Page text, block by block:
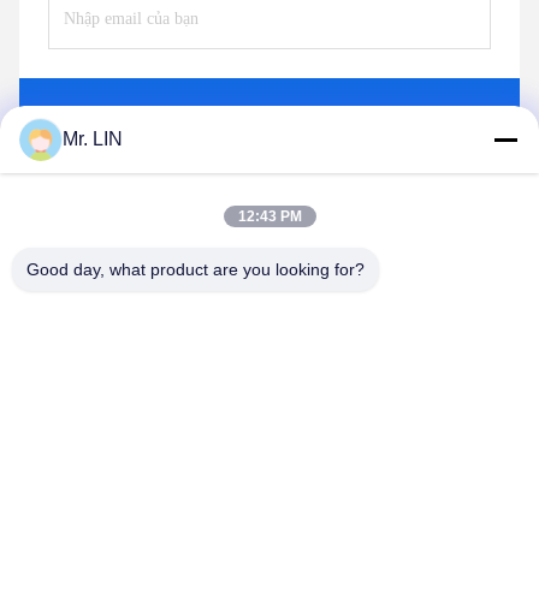
Mr. LIN
12:43 PM
Good day, what product are you looking for?